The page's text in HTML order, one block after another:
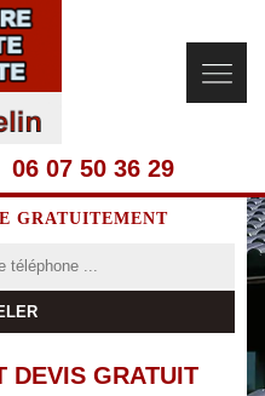
06 07 50 36 29
GRATUITEMENT
DEVIS GRATUIT